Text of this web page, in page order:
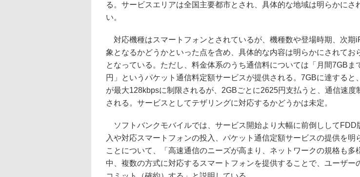
る。サービスエリアは全国主要都市とされ、具体的な地域は明らかにさ
い。
対応機種はスマートフォンとされているが、機種数や登場時期、次期
象となるかどうかといった点を含め、具体的な内容は明らかにされてお
となっている。ただし、料金体系のうち通信料については「月間7GBま
円」というパケット通信料定額サービスが提供される。7GBに達すると
が最大128kbpsに制限されるが、2GBごとに2625円支払うと、通信速度
される。サービスとしてテザリングに対応するかどうかは未定。
ソフトバンクモバイルでは、サービス開始より大幅に前倒ししてFDD
入や対応スマートフォンの投入、パケット通信定額サービスの提供を明
ことについて、「高速通信のニーズが高まり、ネットワークの規格も多
中、複数の方式に対応するスマートフォンを提供することで、ユーザー